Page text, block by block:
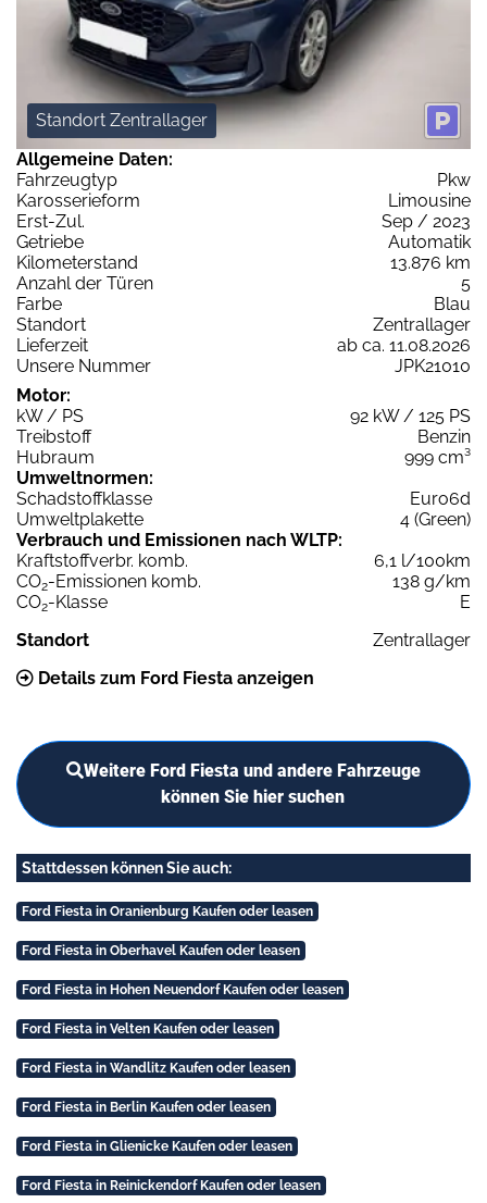
Standort Zentrallager
Allgemeine Daten:
Fahrzeugtyp
Pkw
Karosserieform
Limousine
Erst-Zul.
Sep / 2023
Getriebe
Automatik
Kilometerstand
13.876 km
Anzahl der Türen
5
Farbe
Blau
Standort
Zentrallager
Lieferzeit
ab ca. 11.08.2026
Unsere Nummer
JPK21010
Motor:
kW / PS
92 kW / 125 PS
Treibstoff
Benzin
Hubraum
999 cm³
Umweltnormen:
Schadstoffklasse
Euro6d
Umweltplakette
4 (Green)
Verbrauch und Emissionen nach WLTP:
Kraftstoffverbr. komb.
6,1 l/100km
CO2-Emissionen komb.
138 g/km
CO2-Klasse
E
Standort
Zentrallager
Details zum Ford Fiesta anzeigen
Weitere Ford Fiesta und andere Fahrzeuge
können Sie hier suchen
Stattdessen können Sie auch:
Ford Fiesta in Oranienburg Kaufen oder leasen
Ford Fiesta in Oberhavel Kaufen oder leasen
Ford Fiesta in Hohen Neuendorf Kaufen oder leasen
Ford Fiesta in Velten Kaufen oder leasen
Ford Fiesta in Wandlitz Kaufen oder leasen
Ford Fiesta in Berlin Kaufen oder leasen
Ford Fiesta in Glienicke Kaufen oder leasen
Ford Fiesta in Reinickendorf Kaufen oder leasen